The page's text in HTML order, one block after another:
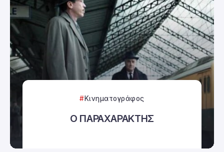
Κινηματογράφος
Ο ΠΑΡΑΧΑΡΑΚΤΗΣ